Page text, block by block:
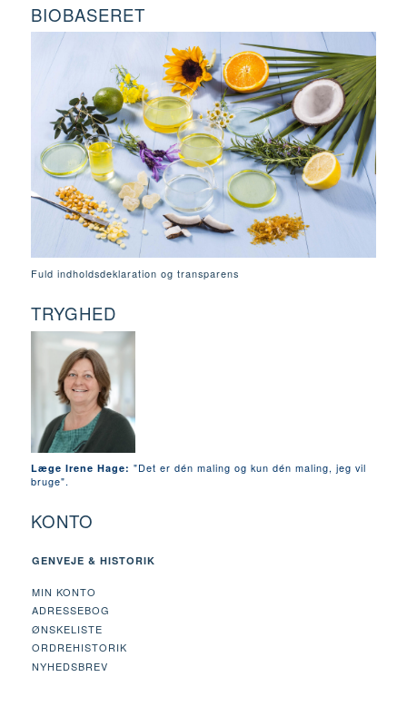
BIOBASERET
Fuld indholdsdeklaration og transparens
TRYGHED
Læge Irene Hage: "Det er dén maling og kun dén maling, jeg vil
bruge".
KONTO
GENVEJE & HISTORIK
MIN KONTO
ADRESSEBOG
ØNSKELISTE
ORDREHISTORIK
NYHEDSBREV